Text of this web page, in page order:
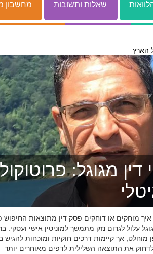
שאלות ותשובות מחשבון
הארץ
מגוגל: פרוטוקול
פסקי דין מגוגל (2026): איך מוחקים או דוחקים פסק דין מתוצאות
עלול לגרום נזק מתמשך למוניטין אישי ועסקי.
מוחלט, אך קיימות דרכים חוקיות ומוכחות